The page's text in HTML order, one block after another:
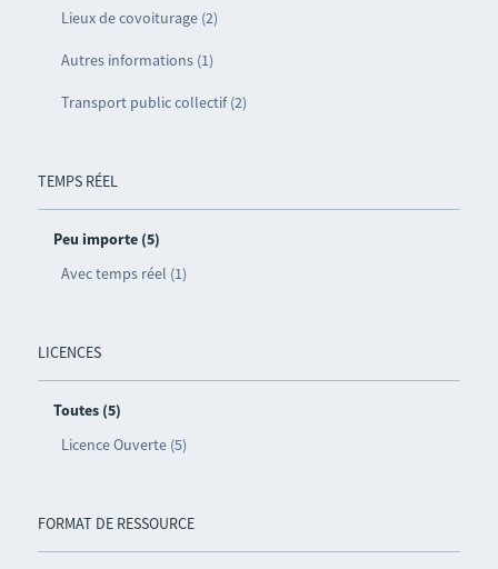
Lieux de covoiturage (2)
Autres informations (1)
Transport public collectif (2)
TEMPS RÉEL
Peu importe (5)
Avec temps réel (1)
LICENCES
Toutes (5)
Licence Ouverte (5)
FORMAT DE RESSOURCE